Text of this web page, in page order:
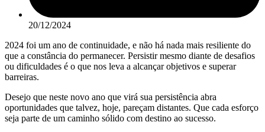
20/12/2024
2024 foi um ano de continuidade, e não há nada mais resiliente do
que a constância do permanecer. Persistir mesmo diante de desafios
ou dificuldades é o que nos leva a alcançar objetivos e superar
barreiras.
Desejo que neste novo ano que virá sua persistência abra
oportunidades que talvez, hoje, pareçam distantes. Que cada esforço
seja parte de um caminho sólido com destino ao sucesso.